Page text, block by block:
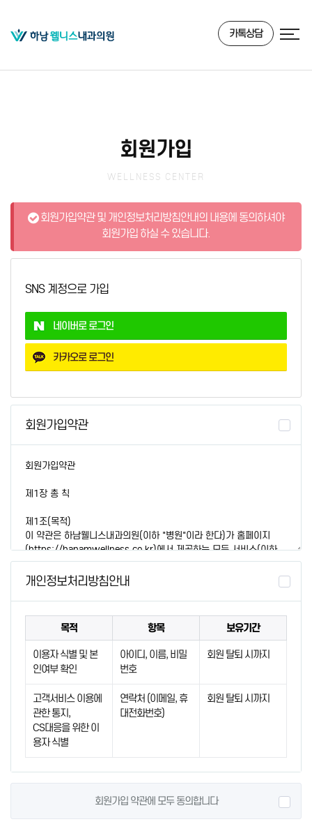
카톡상담
회원가입
WELLNESS CENTER
회원가입약관 및 개인정보처리방침안내의 내용에 동의하셔야
회원가입 하실 수 있습니다.
SNS 계정으로 가입
네이버로 로그인
카카오로 로그인
회원가입약관
개인정보처리방침안내
목적 항목 보유기간
이용자 식별 및 본
인여부 확인
아이디, 이름, 비밀
번호
회원 탈퇴 시까지
고객서비스 이용에
관한 통지,
CS대응을 위한 이
용자 식별
연락처 (이메일, 휴
대전화번호)
회원 탈퇴 시까지
회원가입 약관에 모두 동의합니다